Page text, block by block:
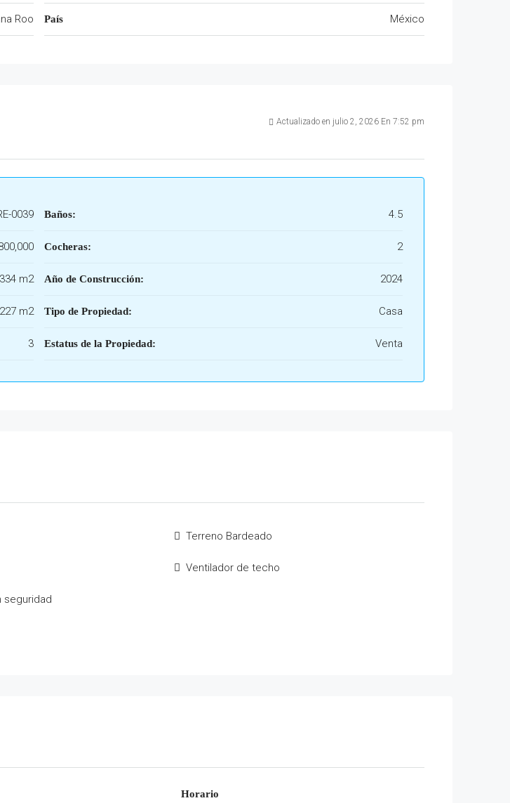
Roo País México
Actualizado en julio 2, 2026 En 7:52 pm
0039
334 m2
m2
3
Baños: 4.5
Cocheras: 2
Año de Construcción: 2024
Tipo de Propiedad: Casa
Estatus de la Propiedad: Venta
seguridad
Terreno Bardeado
Ventilador de techo
Horario